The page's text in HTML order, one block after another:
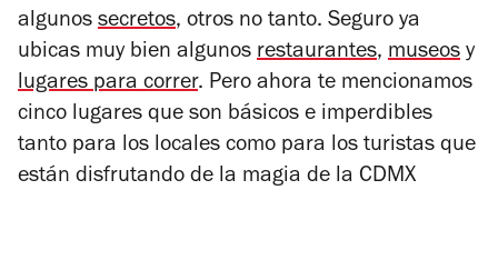
algunos secretos, otros no tanto. Seguro ya
ubicas muy bien algunos restaurantes, museos y
lugares para correr. Pero ahora te mencionamos
cinco lugares que son básicos e imperdibles
tanto para los locales como para los turistas que
están disfrutando de la magia de la CDMX